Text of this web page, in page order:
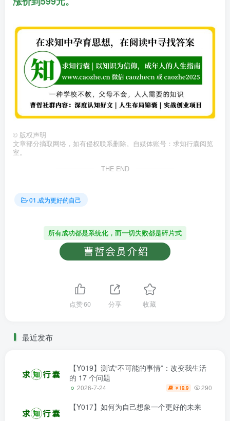
© 版权声明
文章部分摘取网络，如有侵权联系删除。自媒体账号：求知行囊阅览
室。
THE END
01.成为更好的自己
所有成功都是系统化，而一切失败都是碎片式
点赞60 分享 收藏
最近发布
【Y019】测试“不可能的事情”：改变我生活
的 17 个问题
2026-7-24 ￥ 19.9 290
【Y017】如何为自己想象一个更好的未来